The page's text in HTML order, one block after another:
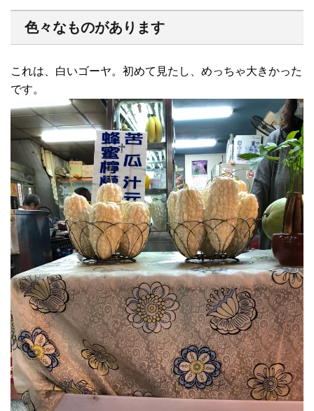
色々なものがあります
これは、白いゴーヤ。初めて見たし、めっちゃ大きかった
です。